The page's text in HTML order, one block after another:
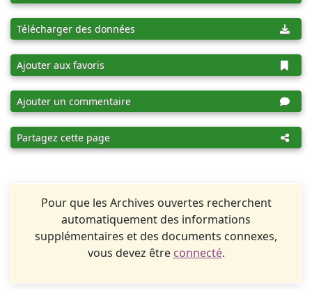
Télécharger des données
Ajouter aux favoris
Ajouter un commentaire
Partagez cette page
Pour que les Archives ouvertes recherchent
automatiquement des informations
supplémentaires et des documents connexes,
vous devez être connecté.